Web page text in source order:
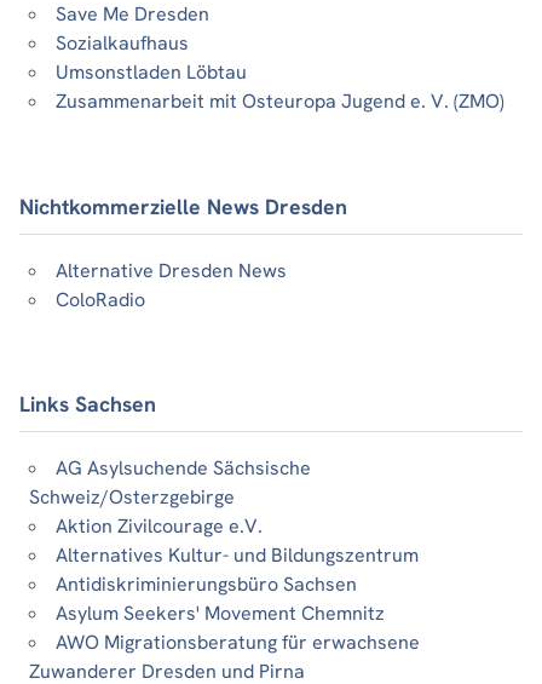
Save Me Dresden
Sozialkaufhaus
Umsonstladen Löbtau
Zusammenarbeit mit Osteuropa Jugend e. V. (ZMO)
Nichtkommerzielle News Dresden
Alternative Dresden News
ColoRadio
Links Sachsen
AG Asylsuchende Sächsische
Schweiz/Osterzgebirge
Aktion Zivilcourage e.V.
Alternatives Kultur- und Bildungszentrum
Antidiskriminierungsbüro Sachsen
Asylum Seekers' Movement Chemnitz
AWO Migrationsberatung für erwachsene
Zuwanderer Dresden und Pirna